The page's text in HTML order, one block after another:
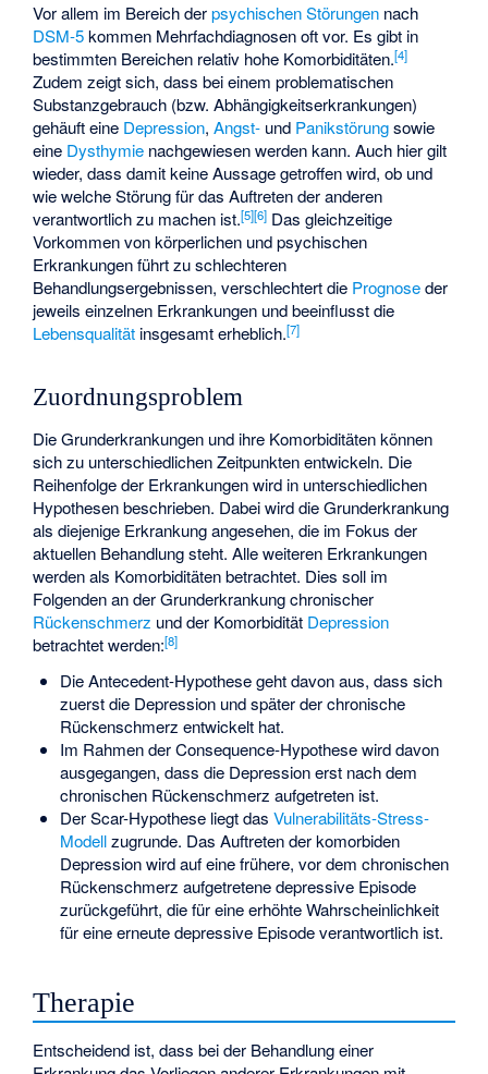
Vor allem im Bereich derpsychischen Störungen nach
DSM-5kommen Mehrfachdiagnosen oft vor. Es gibt in
bestimmten Bereichen relativ hohe Komorbiditäten.[4]
Zudem zeigt sich, dass bei einem problematischen
Substanzgebrauch (bzw. Abhängigkeitserkrankungen)
gehäuft eine Depression,Angst- und Panikstörungsowie
eine Dysthymie nachgewiesen werden kann. Auch hier gilt
wieder, dass damit keine Aussage getroffen wird, ob und
wie welche Störung für das Auftreten der anderen
verantwortlich zu machen ist.[5][6] Das gleichzeitige
Vorkommen von körperlichen und psychischen
Erkrankungen führt zu schlechteren
Behandlungsergebnissen, verschlechtert die Prognoseder
jeweils einzelnen Erkrankungen und beeinflusst die
Lebensqualität insgesamt erheblich.[7]
Zuordnungsproblem
Die Grunderkrankungen und ihre Komorbiditäten können
sich zu unterschiedlichen Zeitpunkten entwickeln. Die
Reihenfolge der Erkrankungen wird in unterschiedlichen
Hypothesen beschrieben. Dabei wird die Grunderkrankung
als diejenige Erkrankung angesehen, die im Fokus der
aktuellen Behandlung steht. Alle weiteren Erkrankungen
werden als Komorbiditäten betrachtet. Dies soll im
Folgenden an der Grunderkrankung chronischer
Rückenschmerz und der Komorbidität Depression
betrachtet werden:[8]
Die Antecedent-Hypothese geht davon aus, dass sich
zuerst die Depression und später der chronische
Rückenschmerz entwickelt hat.
Im Rahmen der Consequence-Hypothese wird davon
ausgegangen, dass die Depression erst nach dem
chronischen Rückenschmerz aufgetreten ist.
Der Scar-Hypothese liegt das Vulnerabilitäts-Stress-
Modellzugrunde. Das Auftreten der komorbiden
Depression wird auf eine frühere, vor dem chronischen
Rückenschmerz aufgetretene depressive Episode
zurückgeführt, die für eine erhöhte Wahrscheinlichkeit
für eine erneute depressive Episode verantwortlich ist.
Therapie
Entscheidend ist, dass bei der Behandlung einer